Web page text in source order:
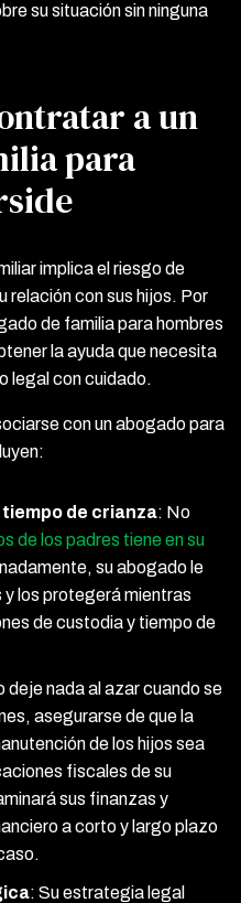
su situación sin ninguna
a un
para
implica el riesgo de
relación con sus hijos. Por
de familia para hombres
la ayuda que necesita
legal con cuidado.
con un abogado para
de crianza: No
de los padres tiene en su
su abogado le
los protegerá mientras
de custodia y tiempo de
deje nada al azar cuando se
asegurarse de que la
de los hijos sea
fiscales de su
sus finanzas y
a corto y largo plazo
: Su estrategia legal